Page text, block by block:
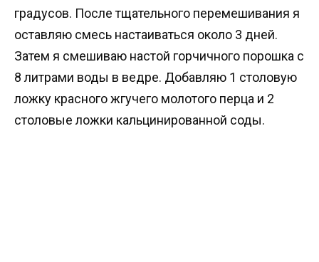
градусов. После тщательного перемешивания я
оставляю смесь настаиваться около 3 дней.
Затем я смешиваю настой горчичного порошка с
8 литрами воды в ведре. Добавляю 1 столовую
ложку красного жгучего молотого перца и 2
столовые ложки кальцинированной соды.